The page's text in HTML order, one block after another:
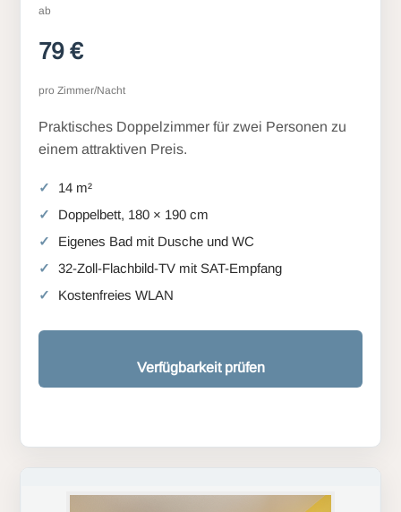
ab
79 €
pro Zimmer/Nacht
Praktisches Doppelzimmer für zwei Personen zu
einem attraktiven Preis.
14 m²
Doppelbett, 180 × 190 cm
Eigenes Bad mit Dusche und WC
32-Zoll-Flachbild-TV mit SAT-Empfang
Kostenfreies WLAN
Verfügbarkeit prüfen